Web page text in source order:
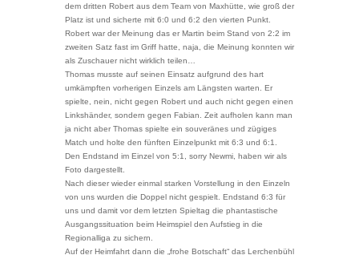
dem dritten Robert aus dem Team von Maxhütte, wie groß der
Platz ist und sicherte mit 6:0 und 6:2 den vierten Punkt.
Robert war der Meinung das er Martin beim Stand von 2:2 im
zweiten Satz fast im Griff hatte, naja, die Meinung konnten wir
als Zuschauer nicht wirklich teilen…
Thomas musste auf seinen Einsatz aufgrund des hart
umkämpften vorherigen Einzels am Längsten warten. Er
spielte, nein, nicht gegen Robert und auch nicht gegen einen
Linkshänder, sondern gegen Fabian. Zeit aufholen kann man
ja nicht aber Thomas spielte ein souveränes und zügiges
Match und holte den fünften Einzelpunkt mit 6:3 und 6:1.
Den Endstand im Einzel von 5:1, sorry Newmi, haben wir als
Foto dargestellt.
Nach dieser wieder einmal starken Vorstellung in den Einzeln
von uns wurden die Doppel nicht gespielt. Endstand 6:3 für
uns und damit vor dem letzten Spieltag die phantastische
Ausgangssituation beim Heimspiel den Aufstieg in die
Regionalliga zu sichern.
Auf der Heimfahrt dann die „frohe Botschaft“ das Lerchenbühl